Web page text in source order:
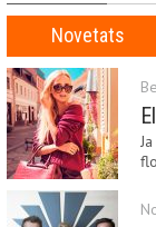
Novetats